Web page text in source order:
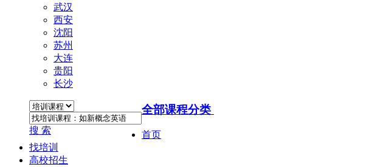
武汉
西安
沈阳
苏州
大连
贵阳
长沙
搜 索
全部课程分类
首页
找培训
高校招生